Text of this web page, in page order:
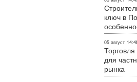
ключ в
05 август
для
рынка